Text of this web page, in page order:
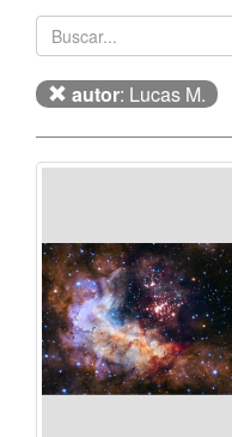
autor: Lucas M.